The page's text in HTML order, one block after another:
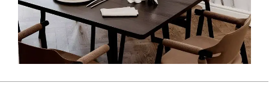
согласиена получение рекламных
рассылок
Я соглашаюсь на обработку моих
персональных данных в соответствии
сПолитикой конфиденциальности